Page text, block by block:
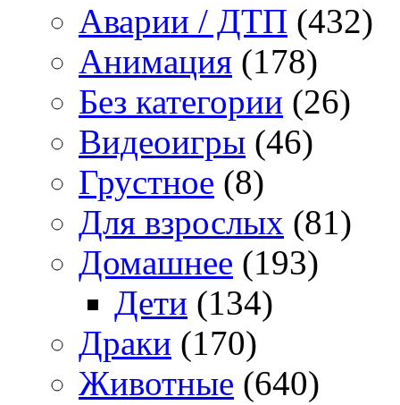
Аварии / ДТП (432)
Анимация (178)
Без категории (26)
Видеоигры (46)
Грустное (8)
Для взрослых (81)
Домашнее (193)
Дети (134)
Драки (170)
Животные (640)